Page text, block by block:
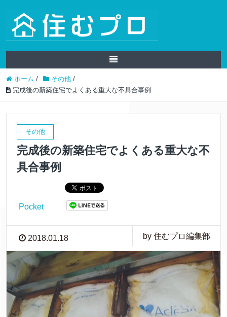
ホーム / その他 /
完成後の新築住宅でよくある重大な不具合事例
その他
完成後の新築住宅でよくある重大な不
具合事例
Pocket
2018.01.18 by 住むプロ編集部